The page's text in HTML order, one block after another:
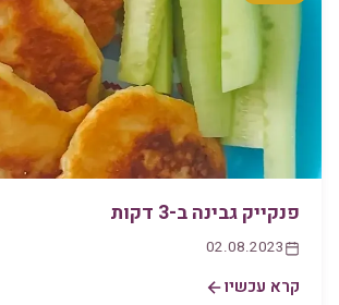
פנקייק גבינה ב-3 דקות
02.08.2023
קרא עכשיו